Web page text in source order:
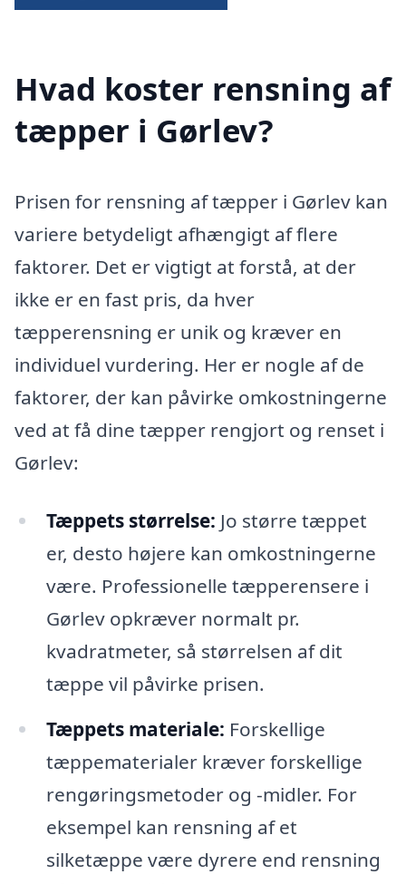
Hvad koster rensning af
tæpper i Gørlev?
Prisen for rensning af tæpper i Gørlev kan
variere betydeligt afhængigt af flere
faktorer. Det er vigtigt at forstå, at der
ikke er en fast pris, da hver
tæpperensning er unik og kræver en
individuel vurdering. Her er nogle af de
faktorer, der kan påvirke omkostningerne
ved at få dine tæpper rengjort og renset i
Gørlev:
Tæppets størrelse: Jo større tæppet
er, desto højere kan omkostningerne
være. Professionelle tæpperensere i
Gørlev opkræver normalt pr.
kvadratmeter, så størrelsen af dit
tæppe vil påvirke prisen.
Tæppets materiale: Forskellige
tæppematerialer kræver forskellige
rengøringsmetoder og -midler. For
eksempel kan rensning af et
silketæppe være dyrere end rensning